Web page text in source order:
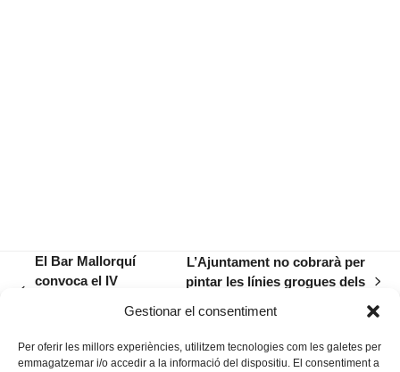
Gestionar el consentiment
Per oferir les millors experiències, utilitzem tecnologies com les galetes per
emmagatzemar i/o accedir a la informació del dispositiu. El consentiment a
El Bar Mallorquí
convoca el IV
next
post:
L’Ajuntament no cobrarà per
pintar les línies grogues dels